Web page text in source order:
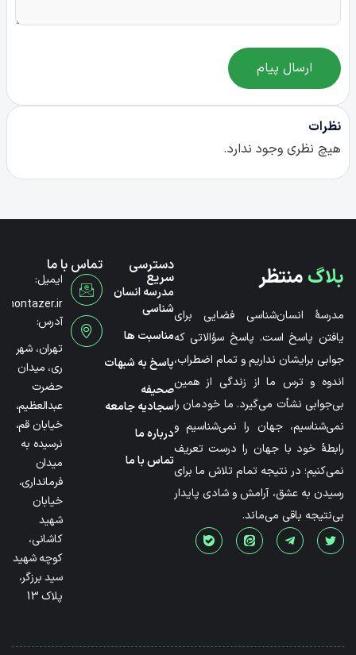
ارسال پیام
نظرات
هیچ نظری وجود ندارد.
بلاگمنتظر
مدرسۀ انسان‌شناسی فضایی برای
یافتن پاسخ است. پاسخ سؤالاتی که
جوابی برایشان نداریم و تمام اضطراب،
اندوه و ترس ما از زندگی از همین
بی‌جوابی نشأت می‌گیرد. ما خودمان را
نمی‌شناسیم، جهان را نمی‌شناسیم و
رابطۀ خود با جهان را درست تعریف
نمی‌کنیم؛ در نتیجه تمام تلاش ما برای
رسیدن به عشق، آرامش و شادی پایدار
بی‌نتیجه باقی می‌ماند.
دسترسی
سریع
مدرسه انسان
شناسی
مناسبت ها
پاسخ به شبهات
صحیفه
سجادیه جامعه
درباره ما
تماس با ما
تماس با ما
ایمیل:
آدرس:
تهران، شهر
ری، میدان
حضرت
عبدالعظیم،
خیابان قم،
نرسیده به
میدان
فرمانداری،
خیابان
شهید
کاشانی،
کوچه شهید
سید برزگر،
پلاک 13